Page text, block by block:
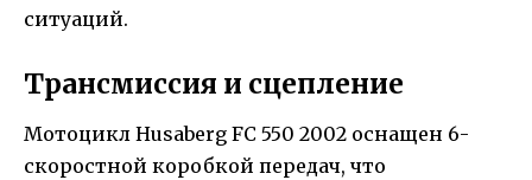
ситуаций.
Трансмиссия и сцепление
Мотоцикл Husaberg FC 550 2002 оснащен 6-
скоростной коробкой передач, что